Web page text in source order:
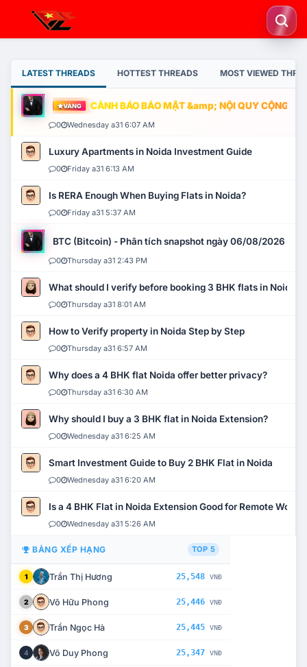
LATEST THREADS HOTTEST THREADS MOST VIEWED
VÀNG CẢNH BÁO BẢO MẬT &amp; NỘI QUY CỘNG
0 Wednesday a31 6:07 AM
Luxury Apartments in Noida Investment Guide
0 Friday a31 6:13 AM
Is RERA Enough When Buying Flats in Noida?
0 Friday a31 5:37 AM
BTC (Bitcoin) - Phân tích snapshot ngày 06/08/2026
0 Thursday a31 2:43 PM
What should I verify before booking 3 BHK flats in Noida?
0 Thursday a31 8:01 AM
How to Verify property in Noida Step by Step
0 Thursday a31 6:57 AM
Why does a 4 BHK flat Noida offer better privacy?
0 Thursday a31 6:30 AM
Why should I buy a 3 BHK flat in Noida Extension?
0 Wednesday a31 6:25 AM
Smart Investment Guide to Buy 2 BHK Flat in Noida
0 Wednesday a31 6:20 AM
Is a 4 BHK Flat in Noida Extension Good for Remote Work?
0 Wednesday a31 5:26 AM
BẢNG XẾP HẠNG TOP 5
1 Trần Thị Hương 25,548 VNĐ
2 Võ Hữu Phong 25,446 VNĐ
3 Trần Ngọc Hà 25,445 VNĐ
4 Võ Duy Phong 25,347 VNĐ